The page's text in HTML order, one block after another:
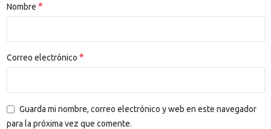
Nombre *
Correo electrónico *
Guarda mi nombre, correo electrónico y web en este navegador
para la próxima vez que comente.